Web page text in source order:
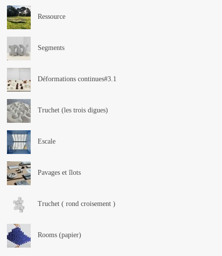
Ressource
Segments
Déformations continues#3.1
Truchet (les trois digues)
Escale
Pavages et îlots
Truchet ( rond croisement )
Rooms (papier)